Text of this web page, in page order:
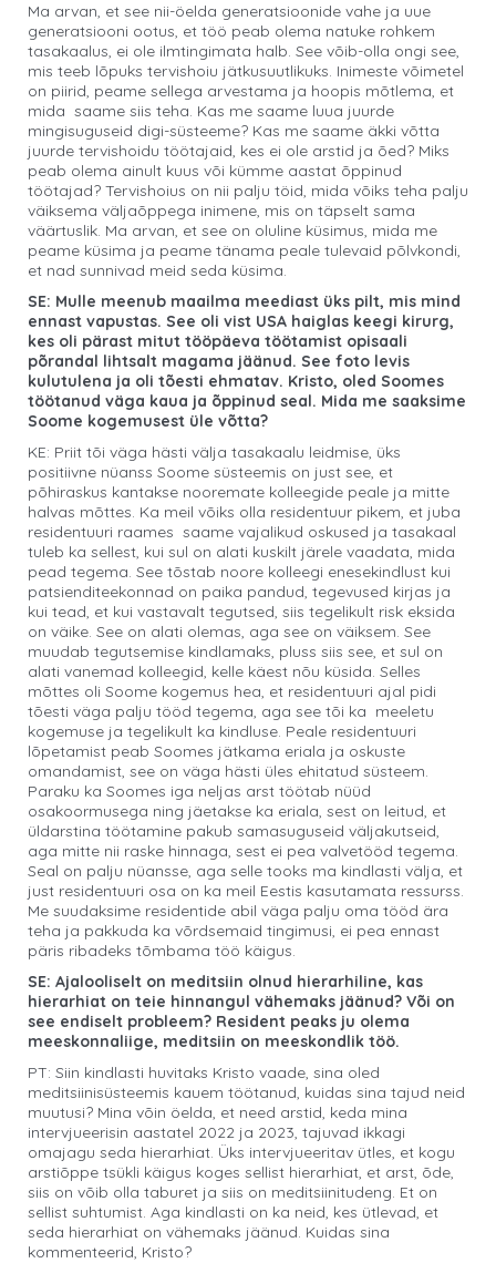
Ma arvan, et see nii-öelda generatsioonide vahe ja uue
generatsiooni ootus, et töö peab olema natuke rohkem
tasakaalus, ei ole ilmtingimata halb. See võib-olla ongi see,
mis teeb lõpuks tervishoiu jätkusuutlikuks. Inimeste võimetel
on piirid, peame sellega arvestama ja hoopis mõtlema, et
mida saame siis teha. Kas me saame luua juurde
mingisuguseid digi-süsteeme? Kas me saame äkki võtta
juurde tervishoidu töötajaid, kes ei ole arstid ja õed? Miks
peab olema ainult kuus või kümme aastat õppinud
töötajad? Tervishoius on nii palju töid, mida võiks teha palju
väiksema väljaõppega inimene, mis on täpselt sama
väärtuslik. Ma arvan, et see on oluline küsimus, mida me
peame küsima ja peame tänama peale tulevaid põlvkondi,
et nad sunnivad meid seda küsima.
SE: Mulle meenub maailma meediast üks pilt, mis mind
ennast vapustas. See oli vist USA haiglas keegi kirurg,
kes oli pärast mitut tööpäeva töötamist opisaali
põrandal lihtsalt magama jäänud. See foto levis
kulutulena ja oli tõesti ehmatav. Kristo, oled Soomes
töötanud väga kaua ja õppinud seal. Mida me saaksime
Soome kogemusest üle võtta?
KE: Priit tõi väga hästi välja tasakaalu leidmise, üks
positiivne nüanss Soome süsteemis on just see, et
põhiraskus kantakse nooremate kolleegide peale ja mitte
halvas mõttes. Ka meil võiks olla residentuur pikem, et juba
residentuuri raames saame vajalikud oskused ja tasakaal
tuleb ka sellest, kui sul on alati kuskilt järele vaadata, mida
pead tegema. See tõstab noore kolleegi enesekindlust kui
patsienditeekonnad on paika pandud, tegevused kirjas ja
kui tead, et kui vastavalt tegutsed, siis tegelikult risk eksida
on väike. See on alati olemas, aga see on väiksem. See
muudab tegutsemise kindlamaks, pluss siis see, et sul on
alati vanemad kolleegid, kelle käest nõu küsida. Selles
mõttes oli Soome kogemus hea, et residentuuri ajal pidi
tõesti väga palju tööd tegema, aga see tõi ka meeletu
kogemuse ja tegelikult ka kindluse. Peale residentuuri
lõpetamist peab Soomes jätkama eriala ja oskuste
omandamist, see on väga hästi üles ehitatud süsteem.
Paraku ka Soomes iga neljas arst töötab nüüd
osakoormusega ning jäetakse ka eriala, sest on leitud, et
üldarstina töötamine pakub samasuguseid väljakutseid,
aga mitte nii raske hinnaga, sest ei pea valvetööd tegema.
Seal on palju nüansse, aga selle tooks ma kindlasti välja, et
just residentuuri osa on ka meil Eestis kasutamata ressurss.
Me suudaksime residentide abil väga palju oma tööd ära
teha ja pakkuda ka võrdsemaid tingimusi, ei pea ennast
päris ribadeks tõmbama töö käigus.
SE: Ajalooliselt on meditsiin olnud hierarhiline, kas
hierarhiat on teie hinnangul vähemaks jäänud? Või on
see endiselt probleem? Resident peaks ju olema
meeskonnaliige, meditsiin on meeskondlik töö.
PT: Siin kindlasti huvitaks Kristo vaade, sina oled
meditsiinisüsteemis kauem töötanud, kuidas sina tajud neid
muutusi? Mina võin öelda, et need arstid, keda mina
intervjueerisin aastatel 2022 ja 2023, tajuvad ikkagi
omajagu seda hierarhiat. Üks intervjueeritav ütles, et kogu
arstiõppe tsükli käigus koges sellist hierarhiat, et arst, õde,
siis on võib olla taburet ja siis on meditsiinitudeng. Et on
sellist suhtumist. Aga kindlasti on ka neid, kes ütlevad, et
seda hierarhiat on vähemaks jäänud. Kuidas sina
kommenteerid, Kristo?